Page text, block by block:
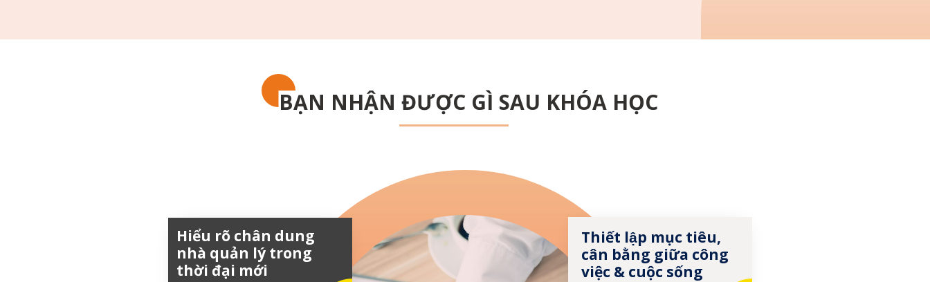
BẠN NHẬN ĐƯỢC GÌ SAU KHÓA HỌC
Hiểu rõ chân dung
nhà quản lý trong
thời đại mới
Thiết lập mục tiêu,
cân bằng giữa công
việc & cuộc sống